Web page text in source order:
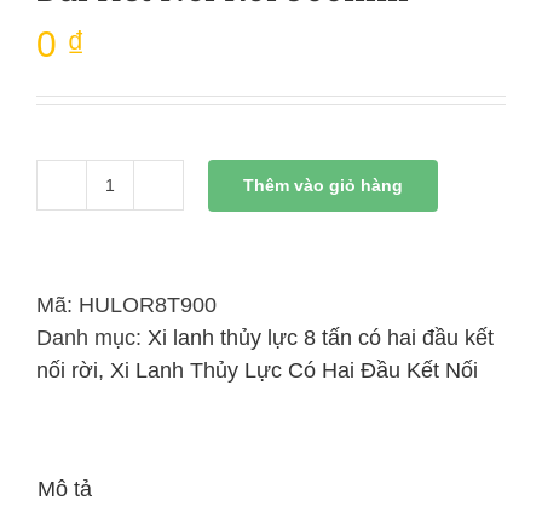
0 ₫
Xi
Lực
8
Tấn
Thêm vào giỏ hàng
Mã: HULOR8T900
Danh mục: Xi lanh thủy lực 8 tấn có hai đầu kết
nối rời, Xi Lanh Thủy Lực Có Hai Đầu Kết Nối
Mô tả